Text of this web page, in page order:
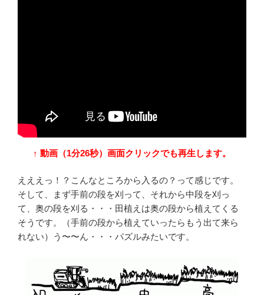
↑ 動画（1分26秒）画面クリックでも再生します。
えええっ！？こんなところから入るの？って感じです。
そして、まず手前の段を刈って、それから中段を刈っ
て、奥の段を刈る・・・田植えは奥の段から植えてくる
そうです。（手前の段から植えていったらもう出て来ら
れない）う〜〜ん・・・パズルみたいです。